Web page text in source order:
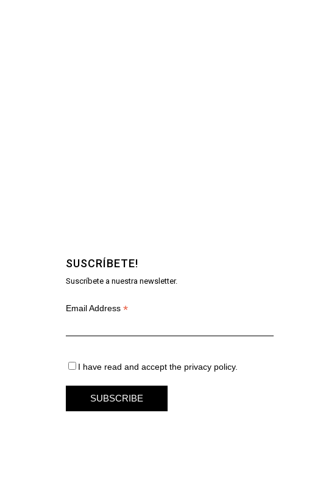
SUSCRÍBETE!
Suscríbete a nuestra newsletter.
Email Address*
I have read and accept the privacy policy.